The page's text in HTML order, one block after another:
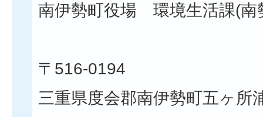
南伊勢町役場 環境生活課(南
〒516-0194
三重県度会郡南伊勢町五ヶ所